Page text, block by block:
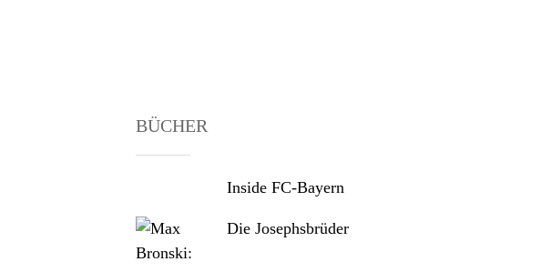
BÜCHER
Inside FC-Bayern
Die Josephsbrüder